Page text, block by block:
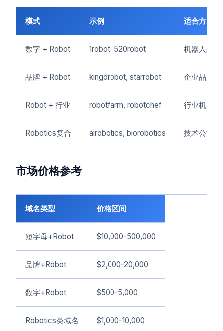
模式 示例 适合方向
数字 + Robot 1robot, 520robot 机器人品牌
品牌 + Robot kingdrobot, starrobot 企业品牌
Robot + 行业 robotfarm, robotchef 行业机器人
Robotics复合 airobotics, biorobotics 技术公司
市场价格参考
域名类型 价格区间
短字母+Robot $10,000-500,000
品牌+Robot $2,000-20,000
数字+Robot $500-5,000
Robotics类域名 $1,000-10,000